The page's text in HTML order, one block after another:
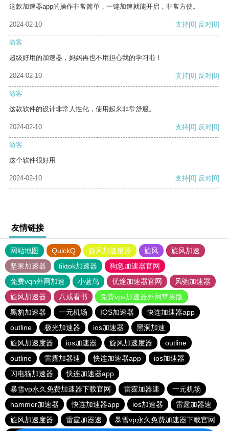
这款加速器app的操作非常简单，一键加速就能开启，非常方便。
2024-02-10 支持[0] 反对[0]
游客
超级好用的加速器，妈妈再也不用担心我的学习啦！
2024-02-10 支持[0] 反对[0]
游客
这款软件的设计非常人性化，使用起来非常舒服。
2024-02-10 支持[0] 反对[0]
游客
这个软件很好用
2024-02-10 支持[0] 反对[0]
友情链接
网站地图 QuickQ 旋风加速度器 旋风
旋风加速
坚果加速器
tiktok加速器
狗急加速器官网
免费vqn外网加速
小蓝鸟 优途加速器官网
风驰加速器
旋风加速器
八戒看书
免费vps加速器外网苹果版
黑豹加速器
一元机场 IOS加速器
快连加速器app
outline
极光加速器 ios加速器
黑洞加速
旋风加速度器
ios加速器 旋风加速度器
outline
outline
雷霆加器速 快连加速器app
ios加速器
闪电猫加速器
快连加速器app
暴雪vp永久免费加速器下载官网
雷霆加器速
一元机场
hammer加速器
快连加速器app ios加速器
雷霆加器速
旋风加速度器
雷霆加器速 暴雪vp永久免费加速器下载官网